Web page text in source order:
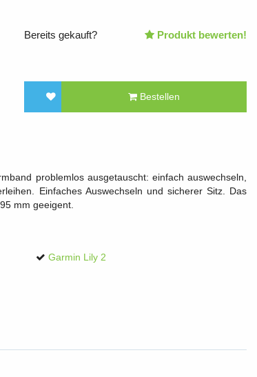
Bereits gekauft? Produkt bewerten!
Bestellen
problemlos ausgetauscht: einfach auswechseln,
Einfaches Auswechseln und sicherer Sitz. Das
mm geeigent.
Garmin Lily 2